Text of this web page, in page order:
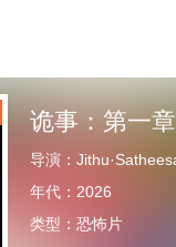
诡事：第一章
导演：
年代： 2026
类型： 恐怖片